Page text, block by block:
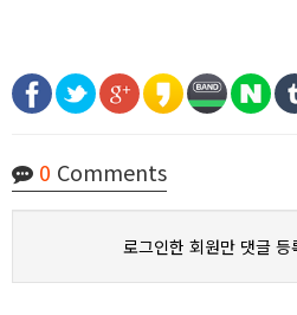
0 Comments
로그인한 회원만 댓글 등